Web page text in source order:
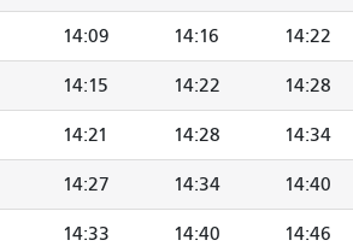
14:09 14:16 14:22
14:15 14:22 14:28
14:21 14:28 14:34
14:27 14:34 14:40
14:33 14:40 14:46